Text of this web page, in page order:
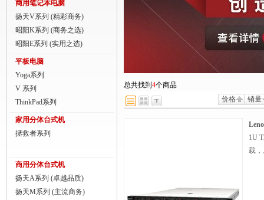
商用分体台式机
家用一体台式机
ThinkPad
ThinkStation工作站
联想服务器
商用笔记本电脑
扬天V系列 (精彩商务)
昭阳K系列 (商务之选)
昭阳E系列 (实用之选)
平板电脑
Yoga系列
V 系列
ThinkPad系列
家用分体台式机
拯救者系列
商用分体台式机
扬天A系列 (卓越品质)
扬天M系列 (主流商务)
总共找到 4个商品
价格
销量
1U
载